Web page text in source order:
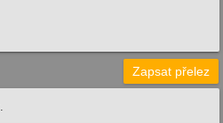
Zapsat přelez